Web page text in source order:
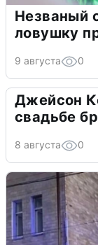
Незваный
ловушку
9 августа 0
Джейсон
свадьбе
8 августа 0